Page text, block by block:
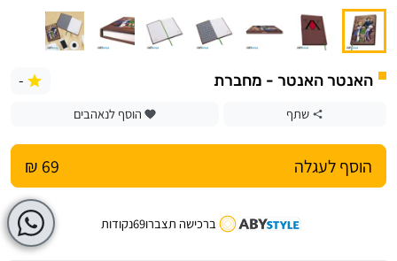
האנטר האנטר - מחברת -
שתף הוסף לנאהבים
הוסף לעגלה 69 ₪
ברכישה תצברו69נקודות